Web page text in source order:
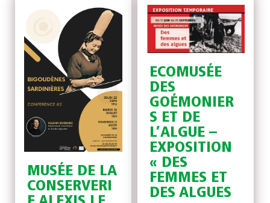
MUSÉE DE LA
CONSERVERI
ECOMUSÉE
DES
GOÉMONIER
S ET DE
L’ALGUE –
EXPOSITION
« DES
FEMMES ET
DES ALGUES